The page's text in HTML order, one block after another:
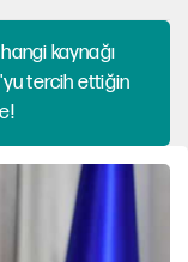
kaynağı
tercih ettiğin